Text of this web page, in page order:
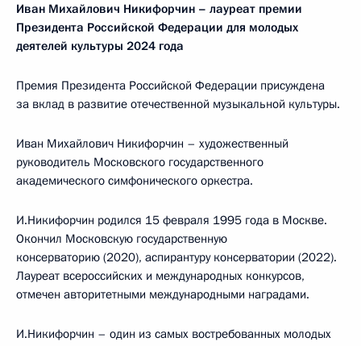
Иван Михайлович Никифорчин – лауреат премии
Президента Российской Федерации для молодых
деятелей культуры 2024 года
Премия Президента Российской Федерации присуждена
за вклад в развитие отечественной музыкальной культуры.
Иван Михайлович Никифорчин – художественный
руководитель Московского государственного
академического симфонического оркестра.
И.Никифорчин родился 15 февраля 1995 года в Москве.
Окончил Московскую государственную
консерваторию (2020), аспирантуру консерватории (2022).
Лауреат всероссийских и международных конкурсов,
отмечен авторитетными международными наградами.
И.Никифорчин – один из самых востребованных молодых